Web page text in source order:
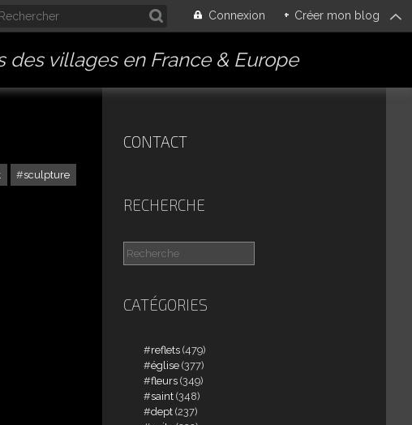
Connexion + Créer mon blog
villages en France & Europe
sculpture
CONTACT
RECHERCHE
CATÉGORIES
reflets (479)
église (377)
fleurs (349)
saint (348)
dept (237)